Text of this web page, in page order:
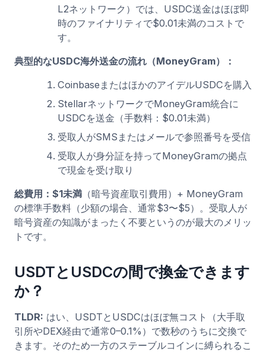
L2ネットワーク）では、USDC送金はほぼ即
時のファイナリティで$0.01未満のコストで
す。
典型的なUSDC海外送金の流れ（MoneyGram）：
CoinbaseまたはほかのアイデルUSDCを購入
StellarネットワークでMoneyGram統合に
USDCを送金（手数料：$0.01未満）
受取人がSMSまたはメールで参照番号を受信
受取人が身分証を持ってMoneyGramの拠点
で現金を受け取り
総費用：$1未満 （暗号資産取引費用）+ MoneyGram
の標準手数料（少額の場合、通常$3〜$5）。受取人が
暗号資産の知識がまったく不要というのが最大のメリッ
トです。
USDTとUSDCの間で換金できます
か？
TLDR: はい、USDTとUSDCはほぼ無コスト（大手取
引所やDEX経由で通常0–0.1%）で数秒のうちに交換で
きます。そのため一方のステーブルコインに縛られるこ